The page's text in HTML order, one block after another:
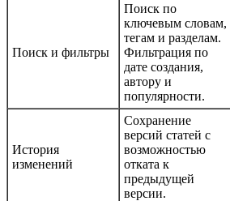
Поиск и фильтры
Поиск по
ключевым словам,
тегам и разделам.
Фильтрация по
дате создания,
автору и
популярности.
История
изменений
Сохранение
версий статей с
возможностью
отката к
предыдущей
версии.